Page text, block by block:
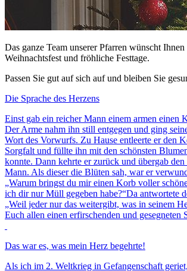
Das ganze Team unserer Pfarren wünscht
Weihnachtsfest und fröhliche Festtage.
Passen Sie gut auf sich auf und bleiben Sie
Die Sprache des Herzens
Einst gab ein reicher Mann einem armen einen
Der Arme nahm ihn still entgegen und ging
Wort des Vorwurfs. Zu Hause entleerte er den
Sorgfalt und füllte ihn mit den schönsten
konnte. Dann kehrte er zurück und übergab
Mann. Als dieser die Blüten sah, war er
„Warum bringst du mir einen Korb voller
ich dir nur Müll gegeben habe?“Da antwortete
„Weil jeder nur das weitergibt, was in seinem
Euch allen einen erfirschenden und gesegneten
Das war es, was mein Herz begehrte!
Als ich im 2. Weltkrieg in Gefangenschaft